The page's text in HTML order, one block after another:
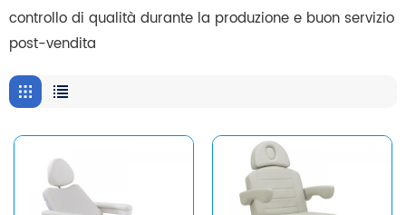
controllo di qualità durante la produzione e buon servizio
post-vendita